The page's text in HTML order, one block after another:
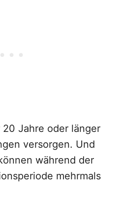
20 Jahre oder länger
versorgen. Und
während der
mehrmals